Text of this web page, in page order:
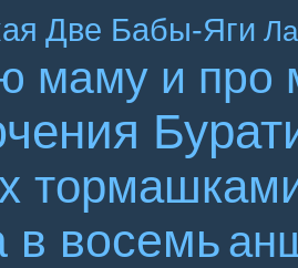
Две Бабы-Яги
маму и про
в восемь